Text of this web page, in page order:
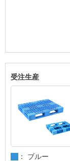
受注生産
： ブルー